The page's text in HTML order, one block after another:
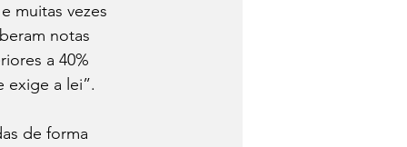
muitas vezes
notas
a 40%
exige a lei”.
de forma